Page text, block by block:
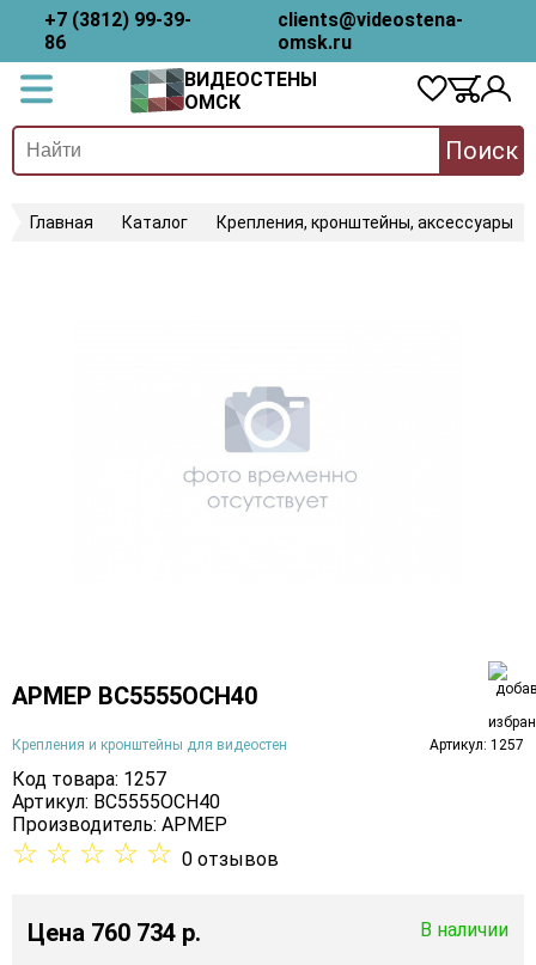
+7 (3812) 99-39-
86
clients@videostena-
omsk.ru
ВИДЕОСТЕНЫ
ОМСК
Поиск
Главная Каталог Крепления, кронштейны, аксессуары
АРМЕР ВС5555ОСН40
Крепления и кронштейны для видеостен Артикул: 1257
Код товара: 1257
Артикул: ВС5555ОСН40
Производитель: АРМЕР
☆ ☆ ☆ ☆ ☆ 0 отзывов
Цена 760 734 p. В наличии